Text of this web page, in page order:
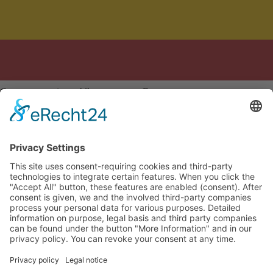
Conçu avec soin en Allemagne et en Espagne
Mentions légales
Politique de confidentialité
Paramètres des
cookies
Confirmer votre commande